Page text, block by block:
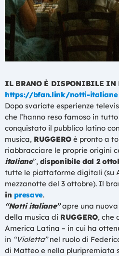
IL BRANO È DISPONIBILE IN
https://bfan.link/notti-italiane
Dopo svariate esperienze
che l’hanno reso famoso in
conquistato il pubblico latino
musica, RUGGEROè pronto a
riabbracciare le proprie origini
italiane”, disponibile dal 2
tutte le piattaforme digitali (su
mezzanotte del 3 ottobre). Il
in presave.
“Notti italiane”apre una
della musica di RUGGERO, che
America Latina – in cui ha
in “Violetta”nel ruolo di
di Matteo e nella